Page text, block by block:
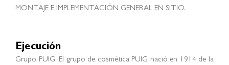
MONTAJE E IMPLEMENTACIÓN GENERAL EN SITIO.
Ejecución
Grupo PUIG. El grupo de cosmética PUIG nació en 1914 de la